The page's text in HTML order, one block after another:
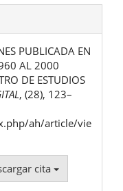
PUBLICADA EN
AL 2000
DE ESTUDIOS
, (28), 123–
ah/article/vie
cita